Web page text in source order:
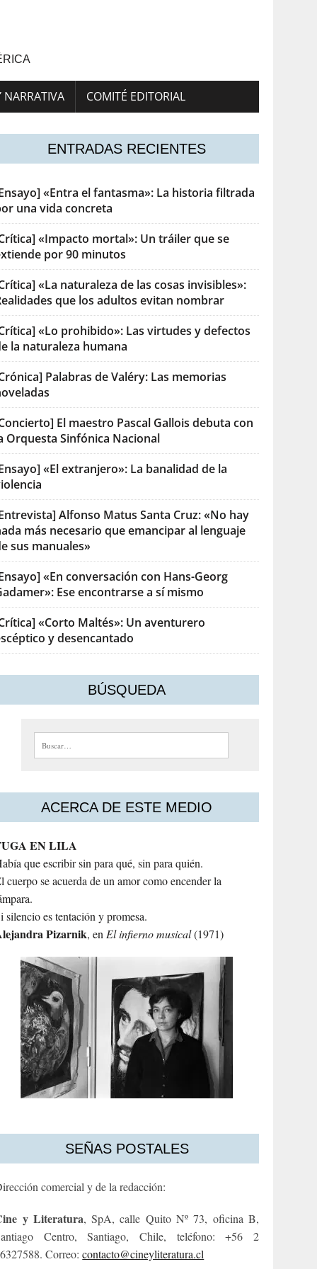
NARRATIVA COMITÉ EDITORIAL
ENTRADAS RECIENTES
«Entra el fantasma»: La historia filtrada
una vida concreta
«Impacto mortal»: Un tráiler que se
por 90 minutos
«La naturaleza de las cosas invisibles»:
que los adultos evitan nombrar
«Lo prohibido»: Las virtudes y defectos
la naturaleza humana
Palabras de Valéry: Las memorias
El maestro Pascal Gallois debuta con
Orquesta Sinfónica Nacional
«El extranjero»: La banalidad de la
Alfonso Matus Santa Cruz: «No hay
más necesario que emancipar al lenguaje
sus manuales»
«En conversación con Hans-Georg
Ese encontrarse a sí mismo
«Corto Maltés»: Un aventurero
y desencantado
BÚSQUEDA
Buscar:
ACERCA DE ESTE MEDIO
EN LILA
que escribir sin para qué, sin para quién.
cuerpo se acuerda de un amor como encender la
silencio es tentación y promesa.
Pizarnik, enEl infierno musical(1971)
SEÑAS POSTALES
comercial y de la redacción:
y Literatura, SpA, calle Quito Nº 73, oficina B,
Centro, Santiago, Chile, teléfono: +56 2
Correo:contacto@cineyliteratura.cl